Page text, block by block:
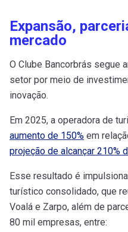
Expansão,
mercado
O Clube Bancorbrás segue
setor por meio de
inovação.
Em 2025, a operadora de
aumento de 150% em
projeção de alcançar 210%
Esse resultado é
turístico consolidado, que
Voalá e Zarpo, além de
80 mil empresas, entre: